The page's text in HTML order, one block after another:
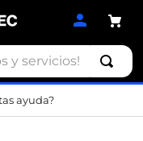
ayuda?